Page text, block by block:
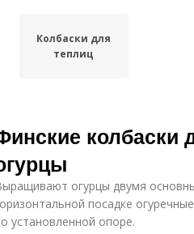
Колбаски для
теплиц
колбаски
огурцы двумя
посадке
установленной опоре.